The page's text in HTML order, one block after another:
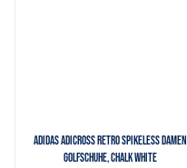
Adidas Adicross Retro Spikeless Damen
Golfschuhe, chalk white